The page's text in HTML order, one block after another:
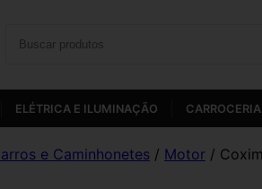
ELÉTRICA E ILUMINAÇÃO CARROCERIA
e Caminhonetes / Motor /